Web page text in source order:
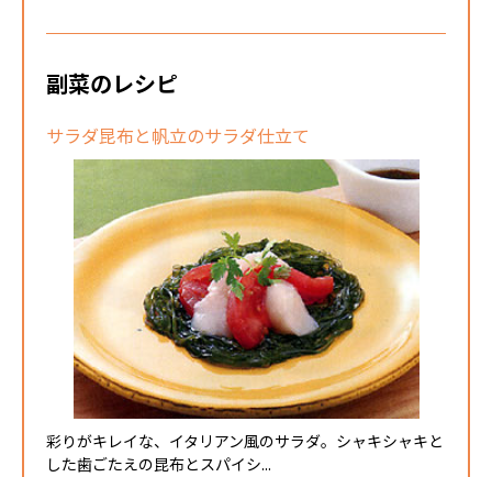
副菜のレシピ
サラダ昆布と帆立のサラダ仕立て
彩りがキレイな、イタリアン風のサラダ。シャキシャキと
した歯ごたえの昆布とスパイシ...